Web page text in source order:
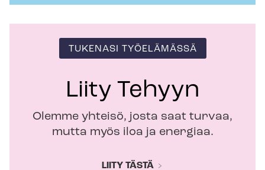
TUKENASI TYÖELÄMÄSSÄ
Liity Tehyyn
Olemme yhteisö, josta saat turvaa,
mutta myös iloa ja energiaa.
LIITY TÄSTÄ